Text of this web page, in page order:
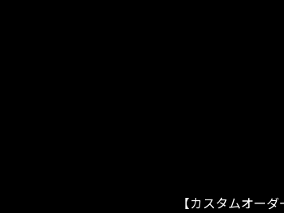
【カスタムオー